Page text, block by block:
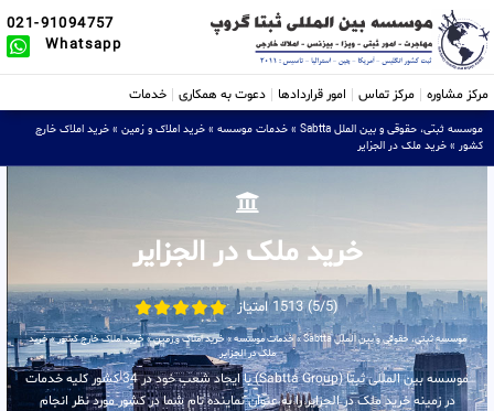
021-91094757
Whatsapp
مرکز مشاوره مرکز تماس امور قراردادها دعوت به همکاری خدمات
موسسه ثبتی، حقوقی و بین الملل Sabtta » خدمات موسسه » خرید املاک و زمین » خرید املاک خارج
کشور » خرید ملک در الجزایر
خرید ملک در الجزایر
(5/5) 1513 امتیاز
موسسه ثبتی، حقوقی و بین الملل Sabtta »خدمات موسسه»خرید املاک و زمین»خرید املاک خارج کشور»خرید
ملک در الجزایر
موسسه بین المللی ثبتا (Sabtta Group) با ایجاد شعب خود در 34 کشور کلیه خدمات
در زمینه خرید ملک در الجزایر را به عنوان نماینده تام شما در کشور مورد نظر انجام